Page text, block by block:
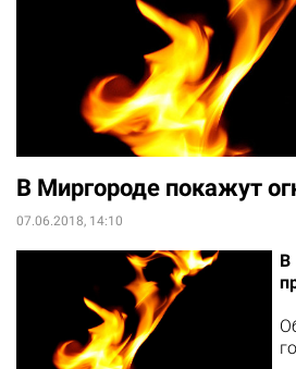
В Миргороде покажут
07.06.2018, 14:10
В